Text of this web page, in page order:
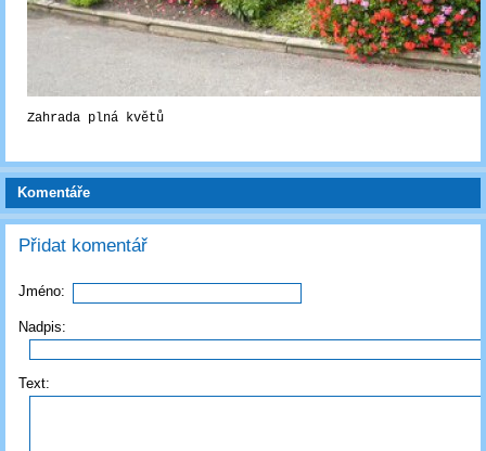
Zahrada plná květů
Komentáře
Přidat komentář
Jméno:
Nadpis:
Text: